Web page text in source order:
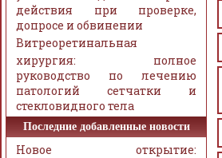
действия при проверке,
допросе и обвинении
Витреоретинальная
хирургия: полное
руководство по лечению
патологий сетчатки и
стекловидного тела
Последние добавленные новости
Новое открытие: